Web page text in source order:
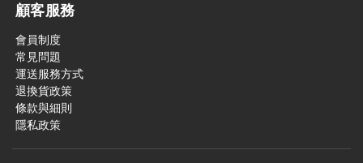
顧客服務
會員制度
常見問題
運送服務方式
退換貨政策
條款與細則
隱私政策